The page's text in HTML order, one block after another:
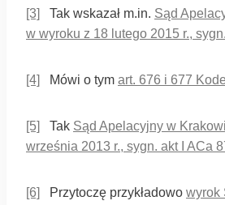
[3] Tak wskazał m.in. Sąd
w wyroku z 18 lutego 2015 r.,
[4] Mówi o tym art. 676 i 677
[5] Tak Sąd Apelacyjny w
września 2013 r., sygn. akt I ACa
[6] Przytoczę przykładowo wyrok